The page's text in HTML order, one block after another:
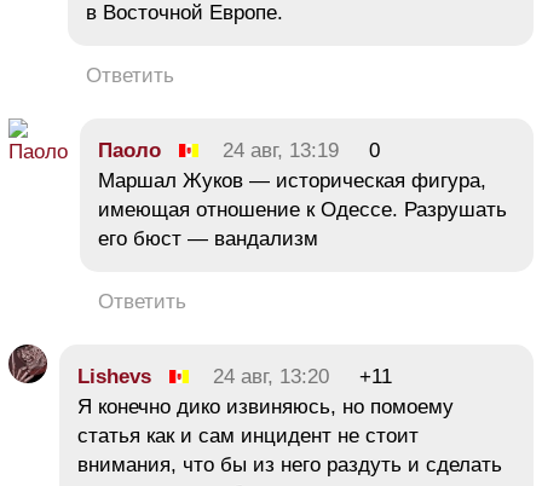
в Восточной Европе.
Ответить
Паоло 24 авг, 13:19
0
Маршал Жуков — историческая фигура,
имеющая отношение к Одессе. Разрушать
его бюст — вандализм
Ответить
Lishevs 24 авг, 13:20
+11
Я конечно дико извиняюсь, но помоему
статья как и сам инцидент не стоит
внимания, что бы из него раздуть и сделать